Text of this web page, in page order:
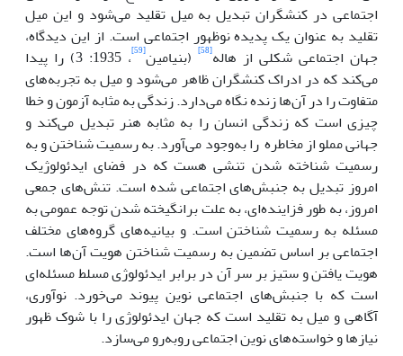
اجتماعی در کنشگران تبدیل به میل تقلید می‌شود و این میل
تقلید به عنوان یک پدیده نوظهور اجتماعی است. از این دیدگاه،
جهان اجتماعی شکلی از هاله[58] (بنیامین[59]
، 1935: 3) را پیدا
می‌کند که در ادراک کنشگران ظاهر می‌شود و میل به تجربه‌های
متفاوت را در آن‌ها زنده نگاه می‌دارد. زندگی به مثابه آزمون و خطا
چیزی است که زندگی انسان را به مثابه هنر تبدیل می‌کند و
جهانی مملو از مخاطره را به‌وجود می‌آورد. به رسمیت شناختن و به
رسمیت شناخته شدن تنشی هست که در فضای ایدئولوژیک
امروز تبدیل به جنبش‌های اجتماعی شده است. تنش‌های جمعی
امروز، به طور فزاینده‌ای، به علت برانگیخته شدن توجه عمومی به
مسئله به رسمیت شناختن است. و بیانیه‌های گروه‌های مختلف
اجتماعی بر اساس تضمین به رسمیت شناختن هویت آن‌ها است.
هویت یافتن و ستیز بر سر آن در برابر ایدئولوژی مسلط مسئله‌ای
است که با جنبش‌های اجتماعی نوین پیوند می‌خورد. نوآوری،
آگاهی و میل به تقلید است که جهان ایدئولوژی را با شوک ظهور
نیازها و خواسته‌های نوین اجتماعی روبه‌رو می‌سازد.